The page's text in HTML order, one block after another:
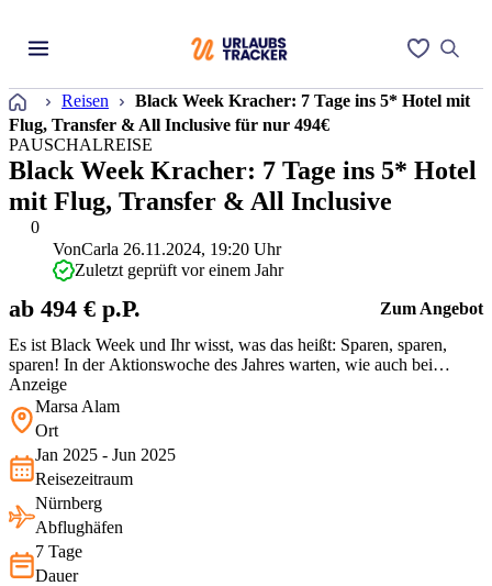
Startseite
Reisen
Black Week Kracher: 7 Tage ins 5* Hotel mit
Flug, Transfer & All Inclusive für nur 494€
0
PAUSCHALREISE
Black Week Kracher: 7 Tage ins 5* Hotel
mit Flug, Transfer & All Inclusive
Es ist Black Week und Ihr wisst, was das heißt: Sparen, sparen,
sparen! In der Aktionswoche des Jahres warten, wie auch bei
diesem Angebot, mega Rabatte auf Euch! Ihr erhaltet 50€ Rabatt auf
die Reise! Die besten Rabatte findet Ihr übrigens in unserem Black
Week Artikel. Egal ob Hotelangebote, Rabatte auf Reisen oder
VonCarla 26.11.2024, 19:20 Uhr
Zuletzt geprüft vor einem Jahr
ab 494 € p.P. Zum Angebot
Anzeige
Marsa Alam
Ort
Jan 2025 - Jun 2025
Reisezeitraum
Nürnberg
Abflughäfen
7 Tage
Dauer